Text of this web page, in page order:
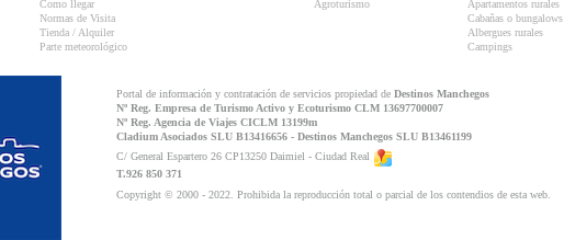
Como llegar
Normas de Visita
Tienda / Alquiler
Parte meteorológico
Agroturismo
Apartamentos rurales
Cabañas o bungalows
Albergues rurales
Campings
Portal de información y contratación de servicios propiedad de Destinos Manchegos
Nº Reg. Empresa de Turismo Activo y Ecoturismo CLM 13697700007
Nº Reg. Agencia de Viajes CICLM 13199m
Cladium Asociados SLU B13416656 - Destinos Manchegos SLU B13461199
C/ General Espartero 26 CP13250 Daimiel - Ciudad Real
T.926 850 371
Copyright © 2000 - 2022. Prohibida la reproducción total o parcial de los contendios de esta web.